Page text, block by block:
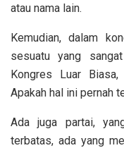
atau nama lain.
Kemudian, dalam
sesuatu yang
Kongres Luar
Apakah hal ini pernah
Ada juga partai,
terbatas, ada yang